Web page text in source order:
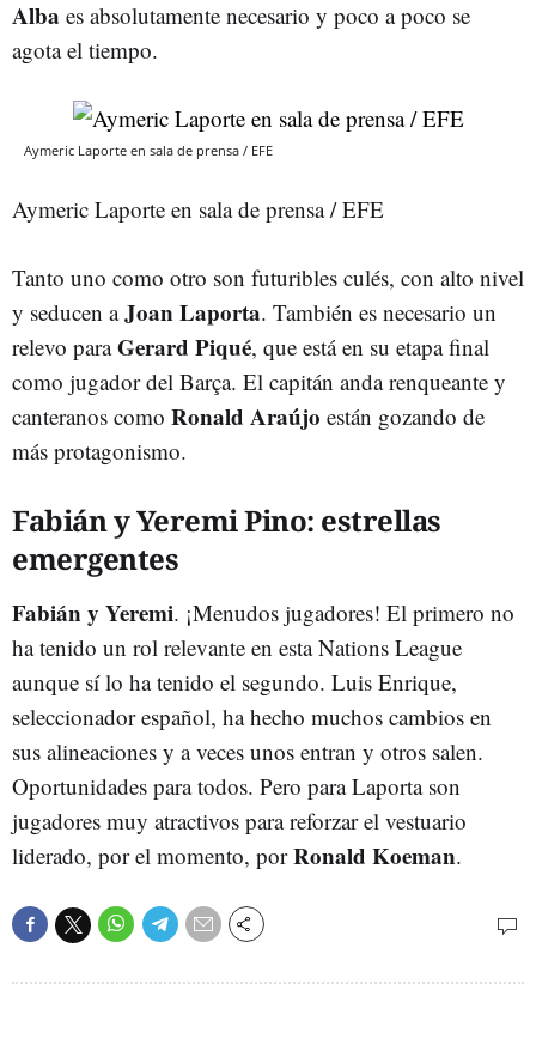
Alba es absolutamente necesario y poco a poco se
agota el tiempo.
Aymeric Laporte en sala de prensa / EFE
Aymeric Laporte en sala de prensa / EFE
Tanto uno como otro son futuribles culés, con alto nivel
y seducen aJoan Laporta. También es necesario un
relevo paraGerard Piqué, que está en su etapa final
como jugador del Barça. El capitán anda renqueante y
canteranos como Ronald Araújo están gozando de
más protagonismo.
Fabián y Yeremi Pino: estrellas
emergentes
Fabián y Yeremi. ¡Menudos jugadores! El primero no
ha tenido un rol relevante en esta Nations League
aunque sí lo ha tenido el segundo. Luis Enrique,
seleccionador español, ha hecho muchos cambios en
sus alineaciones y a veces unos entran y otros salen.
Oportunidades para todos. Pero para Laporta son
jugadores muy atractivos para reforzar el vestuario
liderado, por el momento, porRonald Koeman.